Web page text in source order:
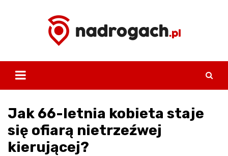
Jak 66-letnia kobieta staje
się ofiarą nietrzeźwej
kierującej?